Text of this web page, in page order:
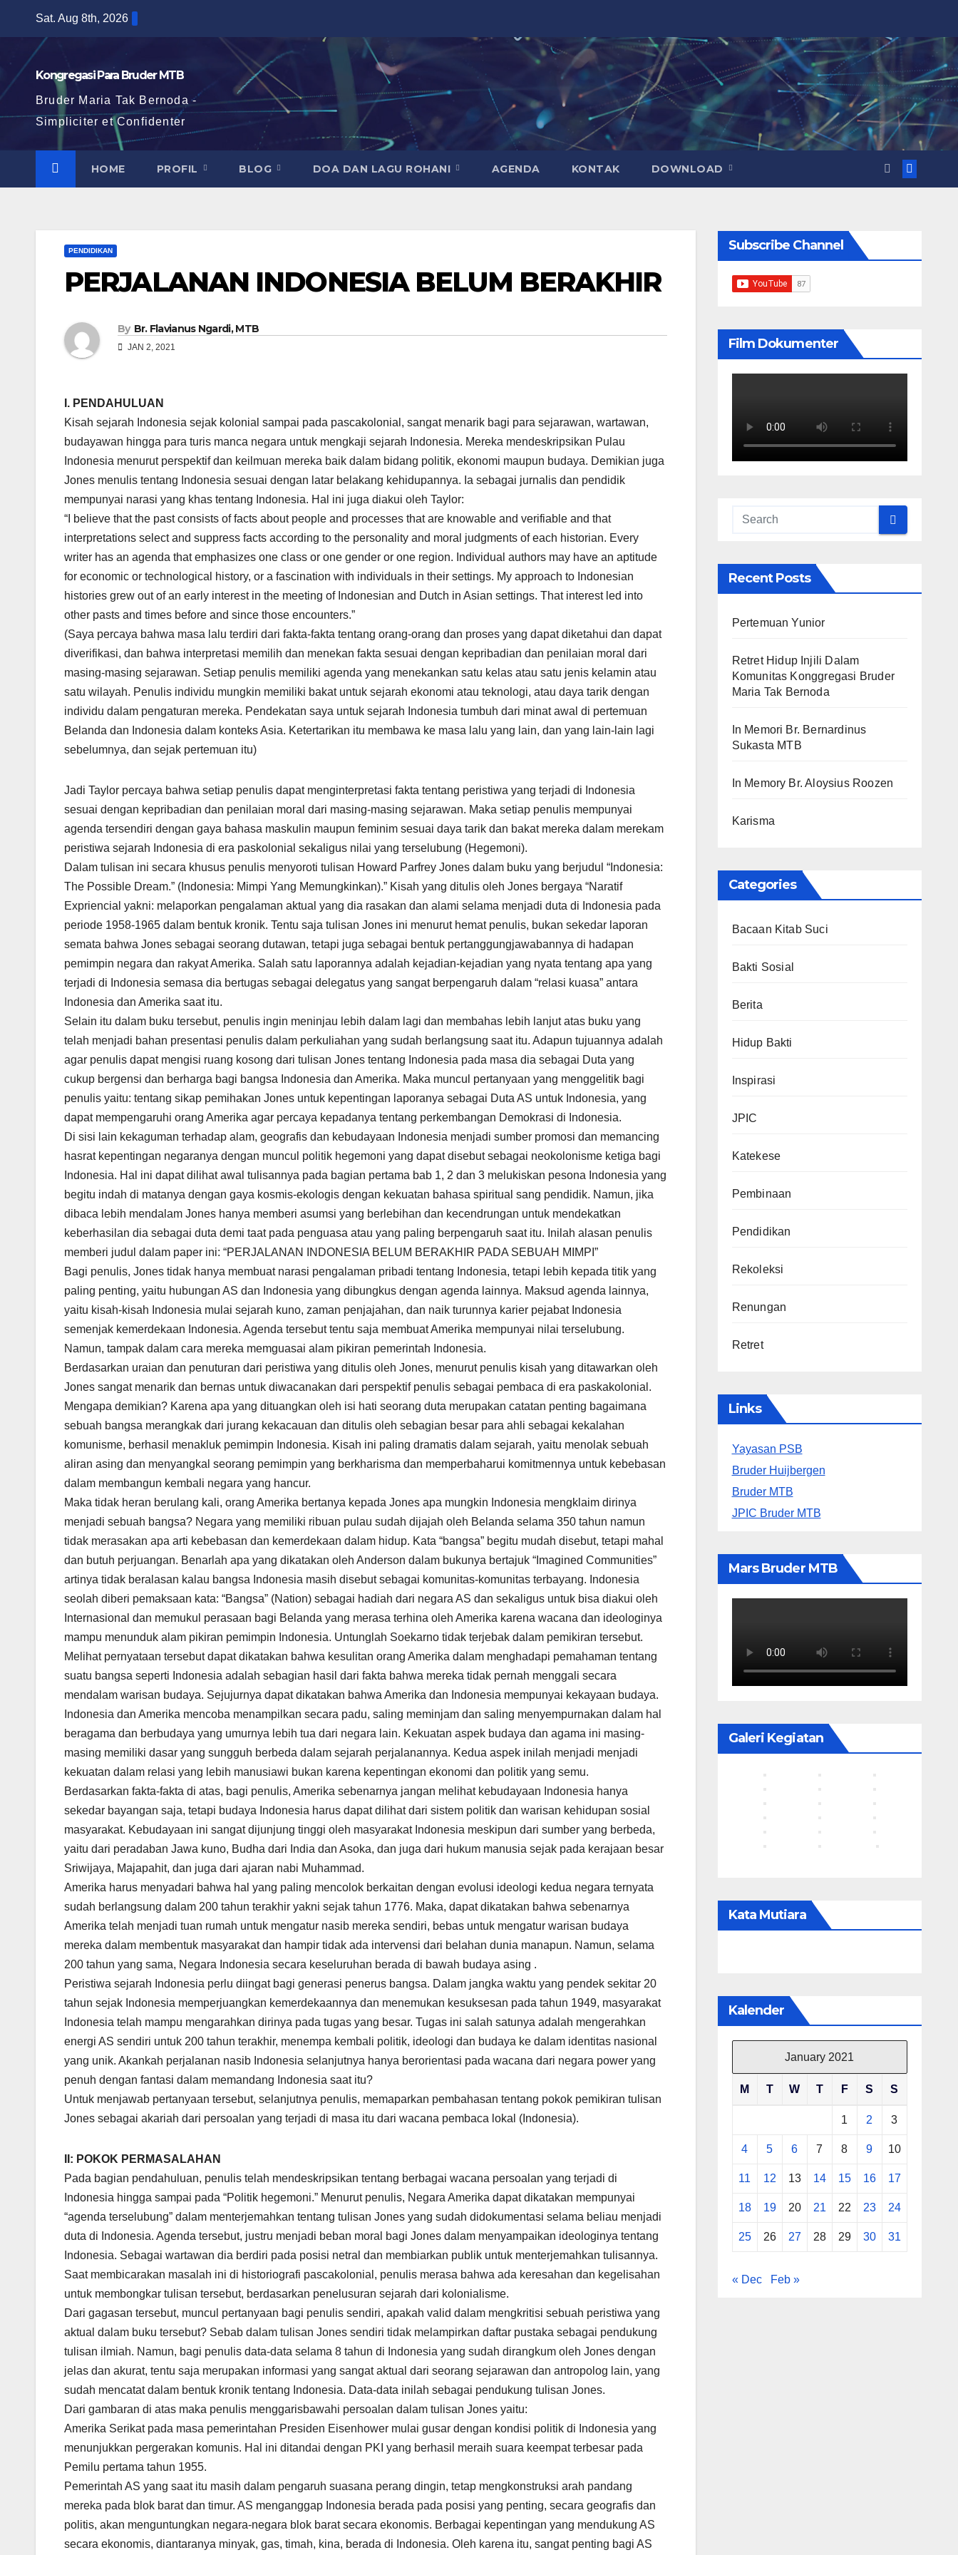
content
Sat. Aug 8th, 2026
Kongregasi Para Bruder MTB
Bruder Maria Tak Bernoda -
Simpliciter et Confidenter
HOME PROFIL BLOG DOA DAN LAGU ROHANI AGENDA KONTAK DOWNLOAD
PENDIDIKAN
PERJALANAN INDONESIA BELUM BERAKHIR
By Br. Flavianus Ngardi, MTB
JAN 2, 2021
I. PENDAHULUAN
Kisah sejarah Indonesia sejak kolonial sampai pada pascakolonial, sangat menarik bagi para sejarawan, wartawan,
budayawan hingga para turis manca negara untuk mengkaji sejarah Indonesia. Mereka mendeskripsikan Pulau
Indonesia menurut perspektif dan keilmuan mereka baik dalam bidang politik, ekonomi maupun budaya. Demikian juga
Jones menulis tentang Indonesia sesuai dengan latar belakang kehidupannya. Ia sebagai jurnalis dan pendidik
mempunyai narasi yang khas tentang Indonesia. Hal ini juga diakui oleh Taylor:
“I believe that the past consists of facts about people and processes that are knowable and verifiable and that
interpretations select and suppress facts according to the personality and moral judgments of each historian. Every
writer has an agenda that emphasizes one class or one gender or one region. Individual authors may have an aptitude
for economic or technological history, or a fascination with individuals in their settings. My approach to Indonesian
histories grew out of an early interest in the meeting of Indonesian and Dutch in Asian settings. That interest led into
other pasts and times before and since those encounters.”
(Saya percaya bahwa masa lalu terdiri dari fakta-fakta tentang orang-orang dan proses yang dapat diketahui dan dapat
diverifikasi, dan bahwa interpretasi memilih dan menekan fakta sesuai dengan kepribadian dan penilaian moral dari
masing-masing sejarawan. Setiap penulis memiliki agenda yang menekankan satu kelas atau satu jenis kelamin atau
satu wilayah. Penulis individu mungkin memiliki bakat untuk sejarah ekonomi atau teknologi, atau daya tarik dengan
individu dalam pengaturan mereka. Pendekatan saya untuk sejarah Indonesia tumbuh dari minat awal di pertemuan
Belanda dan Indonesia dalam konteks Asia. Ketertarikan itu membawa ke masa lalu yang lain, dan yang lain-lain lagi
sebelumnya, dan sejak pertemuan itu)
Jadi Taylor percaya bahwa setiap penulis dapat menginterpretasi fakta tentang peristiwa yang terjadi di Indonesia
sesuai dengan kepribadian dan penilaian moral dari masing-masing sejarawan. Maka setiap penulis mempunyai
agenda tersendiri dengan gaya bahasa maskulin maupun feminim sesuai daya tarik dan bakat mereka dalam merekam
peristiwa sejarah Indonesia di era paskolonial sekaligus nilai yang terselubung (Hegemoni).
Dalam tulisan ini secara khusus penulis menyoroti tulisan Howard Parfrey Jones dalam buku yang berjudul “Indonesia:
The Possible Dream.” (Indonesia: Mimpi Yang Memungkinkan).” Kisah yang ditulis oleh Jones bergaya “Naratif
Expriencial yakni: melaporkan pengalaman aktual yang dia rasakan dan alami selama menjadi duta di Indonesia pada
periode 1958-1965 dalam bentuk kronik. Tentu saja tulisan Jones ini menurut hemat penulis, bukan sekedar laporan
semata bahwa Jones sebagai seorang dutawan, tetapi juga sebagai bentuk pertanggungjawabannya di hadapan
pemimpin negara dan rakyat Amerika. Salah satu laporannya adalah kejadian-kejadian yang nyata tentang apa yang
terjadi di Indonesia semasa dia bertugas sebagai delegatus yang sangat berpengaruh dalam “relasi kuasa” antara
Indonesia dan Amerika saat itu.
Selain itu dalam buku tersebut, penulis ingin meninjau lebih dalam lagi dan membahas lebih lanjut atas buku yang
telah menjadi bahan presentasi penulis dalam perkuliahan yang sudah berlangsung saat itu. Adapun tujuannya adalah
agar penulis dapat mengisi ruang kosong dari tulisan Jones tentang Indonesia pada masa dia sebagai Duta yang
cukup bergensi dan berharga bagi bangsa Indonesia dan Amerika. Maka muncul pertanyaan yang menggelitik bagi
penulis yaitu: tentang sikap pemihakan Jones untuk kepentingan laporanya sebagai Duta AS untuk Indonesia, yang
dapat mempengaruhi orang Amerika agar percaya kepadanya tentang perkembangan Demokrasi di Indonesia.
Di sisi lain kekaguman terhadap alam, geografis dan kebudayaan Indonesia menjadi sumber promosi dan memancing
hasrat kepentingan negaranya dengan muncul politik hegemoni yang dapat disebut sebagai neokolonisme ketiga bagi
Indonesia. Hal ini dapat dilihat awal tulisannya pada bagian pertama bab 1, 2 dan 3 melukiskan pesona Indonesia yang
begitu indah di matanya dengan gaya kosmis-ekologis dengan kekuatan bahasa spiritual sang pendidik. Namun, jika
dibaca lebih mendalam Jones hanya memberi asumsi yang berlebihan dan kecendrungan untuk mendekatkan
keberhasilan dia sebagai duta demi taat pada penguasa atau yang paling berpengaruh saat itu. Inilah alasan penulis
memberi judul dalam paper ini: “PERJALANAN INDONESIA BELUM BERAKHIR PADA SEBUAH MIMPI”
Bagi penulis, Jones tidak hanya membuat narasi pengalaman pribadi tentang Indonesia, tetapi lebih kepada titik yang
paling penting, yaitu hubungan AS dan Indonesia yang dibungkus dengan agenda lainnya. Maksud agenda lainnya,
yaitu kisah-kisah Indonesia mulai sejarah kuno, zaman penjajahan, dan naik turunnya karier pejabat Indonesia
semenjak kemerdekaan Indonesia. Agenda tersebut tentu saja membuat Amerika mempunyai nilai terselubung.
Namun, tampak dalam cara mereka memguasai alam pikiran pemerintah Indonesia.
Berdasarkan uraian dan penuturan dari peristiwa yang ditulis oleh Jones, menurut penulis kisah yang ditawarkan oleh
Jones sangat menarik dan bernas untuk diwacanakan dari perspektif penulis sebagai pembaca di era paskakolonial.
Mengapa demikian? Karena apa yang dituangkan oleh isi hati seorang duta merupakan catatan penting bagaimana
sebuah bangsa merangkak dari jurang kekacauan dan ditulis oleh sebagian besar para ahli sebagai kekalahan
komunisme, berhasil menakluk pemimpin Indonesia. Kisah ini paling dramatis dalam sejarah, yaitu menolak sebuah
aliran asing dan menyangkal seorang pemimpin yang berkharisma dan memperbaharui komitmennya untuk kebebasan
dalam membangun kembali negara yang hancur.
Maka tidak heran berulang kali, orang Amerika bertanya kepada Jones apa mungkin Indonesia mengklaim dirinya
menjadi sebuah bangsa? Negara yang memiliki ribuan pulau sudah dijajah oleh Belanda selama 350 tahun namun
tidak merasakan apa arti kebebasan dan kemerdekaan dalam hidup. Kata “bangsa” begitu mudah disebut, tetapi mahal
dan butuh perjuangan. Benarlah apa yang dikatakan oleh Anderson dalam bukunya bertajuk “Imagined Communities”
artinya tidak beralasan kalau bangsa Indonesia masih disebut sebagai komunitas-komunitas terbayang. Indonesia
seolah diberi pemaksaan kata: “Bangsa” (Nation) sebagai hadiah dari negara AS dan sekaligus untuk bisa diakui oleh
Internasional dan memukul perasaan bagi Belanda yang merasa terhina oleh Amerika karena wacana dan ideologinya
mampu menunduk alam pikiran pemimpin Indonesia. Untunglah Soekarno tidak terjebak dalam pemikiran tersebut.
Melihat pernyataan tersebut dapat dikatakan bahwa kesulitan orang Amerika dalam menghadapi pemahaman tentang
suatu bangsa seperti Indonesia adalah sebagian hasil dari fakta bahwa mereka tidak pernah menggali secara
mendalam warisan budaya. Sejujurnya dapat dikatakan bahwa Amerika dan Indonesia mempunyai kekayaan budaya.
Indonesia dan Amerika mencoba menampilkan secara padu, saling meminjam dan saling menyempurnakan dalam hal
beragama dan berbudaya yang umurnya lebih tua dari negara lain. Kekuatan aspek budaya dan agama ini masing-
masing memiliki dasar yang sungguh berbeda dalam sejarah perjalanannya. Kedua aspek inilah menjadi menjadi
kekuatan dalam relasi yang lebih manusiawi bukan karena kepentingan ekonomi dan politik yang semu.
Berdasarkan fakta-fakta di atas, bagi penulis, Amerika sebenarnya jangan melihat kebudayaan Indonesia hanya
sekedar bayangan saja, tetapi budaya Indonesia harus dapat dilihat dari sistem politik dan warisan kehidupan sosial
masyarakat. Kebudayaan ini sangat dijunjung tinggi oleh masyarakat Indonesia meskipun dari sumber yang berbeda,
yaitu dari peradaban Jawa kuno, Budha dari India dan Asoka, dan juga dari hukum manusia sejak pada kerajaan besar
Sriwijaya, Majapahit, dan juga dari ajaran nabi Muhammad.
Amerika harus menyadari bahwa hal yang paling mencolok berkaitan dengan evolusi ideologi kedua negara ternyata
sudah berlangsung dalam 200 tahun terakhir yakni sejak tahun 1776. Maka, dapat dikatakan bahwa sebenarnya
Amerika telah menjadi tuan rumah untuk mengatur nasib mereka sendiri, bebas untuk mengatur warisan budaya
mereka dalam membentuk masyarakat dan hampir tidak ada intervensi dari belahan dunia manapun. Namun, selama
200 tahun yang sama, Negara Indonesia secara keseluruhan berada di bawah budaya asing .
Peristiwa sejarah Indonesia perlu diingat bagi generasi penerus bangsa. Dalam jangka waktu yang pendek sekitar 20
tahun sejak Indonesia memperjuangkan kemerdekaannya dan menemukan kesuksesan pada tahun 1949, masyarakat
Indonesia telah mampu mengarahkan dirinya pada tugas yang besar. Tugas ini salah satunya adalah mengerahkan
energi AS sendiri untuk 200 tahun terakhir, menempa kembali politik, ideologi dan budaya ke dalam identitas nasional
yang unik. Akankah perjalanan nasib Indonesia selanjutnya hanya berorientasi pada wacana dari negara power yang
penuh dengan fantasi dalam memandang Indonesia saat itu?
Untuk menjawab pertanyaan tersebut, selanjutnya penulis, memaparkan pembahasan tentang pokok pemikiran tulisan
Jones sebagai akariah dari persoalan yang terjadi di masa itu dari wacana pembaca lokal (Indonesia).
II: POKOK PERMASALAHAN
Pada bagian pendahuluan, penulis telah mendeskripsikan tentang berbagai wacana persoalan yang terjadi di
Indonesia hingga sampai pada “Politik hegemoni.” Menurut penulis, Negara Amerika dapat dikatakan mempunyai
“agenda terselubung” dalam menterjemahkan tentang tulisan Jones yang sudah didokumentasi selama beliau menjadi
duta di Indonesia. Agenda tersebut, justru menjadi beban moral bagi Jones dalam menyampaikan ideologinya tentang
Indonesia. Sebagai wartawan dia berdiri pada posisi netral dan membiarkan publik untuk menterjemahkan tulisannya.
Saat membicarakan masalah ini di historiografi pascakolonial, penulis merasa bahwa ada keresahan dan kegelisahan
untuk membongkar tulisan tersebut, berdasarkan penelusuran sejarah dari kolonialisme.
Dari gagasan tersebut, muncul pertanyaan bagi penulis sendiri, apakah valid dalam mengkritisi sebuah peristiwa yang
aktual dalam buku tersebut? Sebab dalam tulisan Jones sendiri tidak melampirkan daftar pustaka sebagai pendukung
tulisan ilmiah. Namun, bagi penulis data-data selama 8 tahun di Indonesia yang sudah dirangkum oleh Jones dengan
jelas dan akurat, tentu saja merupakan informasi yang sangat aktual dari seorang sejarawan dan antropolog lain, yang
sudah mencatat dalam bentuk kronik tentang Indonesia. Data-data inilah sebagai pendukung tulisan Jones.
Dari gambaran di atas maka penulis menggarisbawahi persoalan dalam tulisan Jones yaitu:
Amerika Serikat pada masa pemerintahan Presiden Eisenhower mulai gusar dengan kondisi politik di Indonesia yang
menunjukkan pergerakan komunis. Hal ini ditandai dengan PKI yang berhasil meraih suara keempat terbesar pada
Pemilu pertama tahun 1955.
Pemerintah AS yang saat itu masih dalam pengaruh suasana perang dingin, tetap mengkonstruksi arah pandang
mereka pada blok barat dan timur. AS menganggap Indonesia berada pada posisi yang penting, secara geografis dan
politis, akan menguntungkan negara-negara blok barat secara ekonomis. Berbagai kepentingan yang mendukung AS
secara ekonomis, diantaranya minyak, gas, timah, kina, berada di Indonesia. Oleh karena itu, sangat penting bagi AS
Subscribe Channel
Film Dokumenter
Recent Posts
Pertemuan Yunior
Retret Hidup Injili Dalam
Komunitas Konggregasi Bruder
Maria Tak Bernoda
In Memori Br. Bernardinus
Sukasta MTB
In Memory Br. Aloysius Roozen
Karisma
Categories
Bacaan Kitab Suci
Bakti Sosial
Berita
Hidup Bakti
Inspirasi
JPIC
Katekese
Pembinaan
Pendidikan
Rekoleksi
Renungan
Retret
Links
Yayasan PSB
Bruder Huijbergen
Bruder MTB
JPIC Bruder MTB
Mars Bruder MTB
Galeri Kegiatan
Kata Mutiara
Kalender
January 2021
M T W T F S S
1 2 3
4 5 6 7 8 9 10
11 12 13 14 15 16 17
18 19 20 21 22 23 24
25 26 27 28 29 30 31
« Dec Feb »